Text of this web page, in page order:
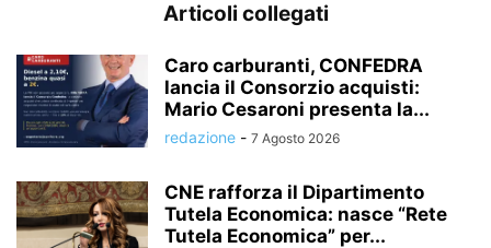
Articoli collegati
Caro carburanti, CONFEDRA
lancia il Consorzio acquisti:
Mario Cesaroni presenta la...
redazione - 7 Agosto 2026
CNE rafforza il Dipartimento
Tutela Economica: nasce “Rete
Tutela Economica” per...